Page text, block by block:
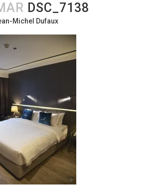
DSC_7138
Michel Dufaux